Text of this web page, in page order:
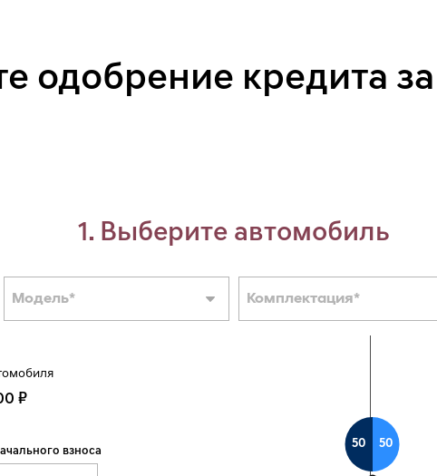
одобрение кредита
1. Выберите автомобиль
Модель* Комплектация*
₽
взноса
50 50